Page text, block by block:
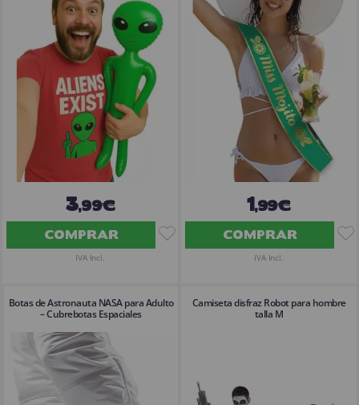
¡Adelante! Te estabamos esperando.
CREAR CUENTA
3,99€
COMPRAR
IVA Incl.
1,99€
COMPRAR
IVA Incl.
Botas de Astronauta NASA para Adulto
– Cubrebotas Espaciales
Camiseta disfraz Robot para hombre
talla M